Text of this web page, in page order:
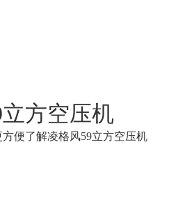
方空压机
便了解凌格风59立方空压机